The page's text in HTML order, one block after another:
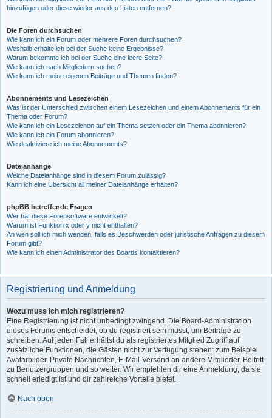
hinzufügen oder diese wieder aus den Listen entfernen?
Die Foren durchsuchen
Wie kann ich ein Forum oder mehrere Foren durchsuchen?
Weshalb erhalte ich bei der Suche keine Ergebnisse?
Warum bekomme ich bei der Suche eine leere Seite?
Wie kann ich nach Mitgliedern suchen?
Wie kann ich meine eigenen Beiträge und Themen finden?
Abonnements und Lesezeichen
Was ist der Unterschied zwischen einem Lesezeichen und einem Abonnements für ein
Thema oder Forum?
Wie kann ich ein Lesezeichen auf ein Thema setzen oder ein Thema abonnieren?
Wie kann ich ein Forum abonnieren?
Wie deaktiviere ich meine Abonnements?
Dateianhänge
Welche Dateianhänge sind in diesem Forum zulässig?
Kann ich eine Übersicht all meiner Dateianhänge erhalten?
phpBB betreffende Fragen
Wer hat diese Forensoftware entwickelt?
Warum ist Funktion x oder y nicht enthalten?
An wen soll ich mich wenden, falls es Beschwerden oder juristische Anfragen zu diesem
Forum gibt?
Wie kann ich einen Administrator des Boards kontaktieren?
Registrierung und Anmeldung
Wozu muss ich mich registrieren?
Eine Registrierung ist nicht unbedingt zwingend. Die Board-Administration
dieses Forums entscheidet, ob du registriert sein musst, um Beiträge zu
schreiben. Auf jeden Fall erhältst du als registriertes Mitglied Zugriff auf
zusätzliche Funktionen, die Gästen nicht zur Verfügung stehen: zum Beispiel
Avatarbilder, Private Nachrichten, E-Mail-Versand an andere Mitglieder, Beitritt
zu Benutzergruppen und so weiter. Wir empfehlen dir eine Anmeldung, da sie
schnell erledigt ist und dir zahlreiche Vorteile bietet.
Nach oben